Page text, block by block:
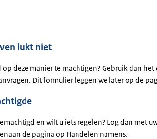
lukt niet
deze manier te machtigen? Gebruik dan
Dit formulier leggen we later op de
en wilt u iets regelen? Log dan met
de pagina op Handelen namens.